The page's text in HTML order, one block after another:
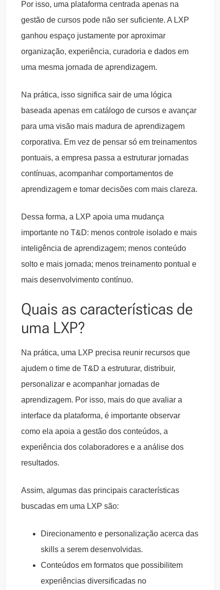
Por isso, uma plataforma centrada apenas na
gestão de cursos pode não ser suficiente. A LXP
ganhou espaço justamente por aproximar
organização, experiência, curadoria e dados em
uma mesma jornada de aprendizagem.
Na prática, isso significa sair de uma lógica
baseada apenas em catálogo de cursos e avançar
para uma visão mais madura de aprendizagem
corporativa. Em vez de pensar só em treinamentos
pontuais, a empresa passa a estruturar jornadas
contínuas, acompanhar comportamentos de
aprendizagem e tomar decisões com mais clareza.
Dessa forma, a LXP apoia uma mudança
importante no T&D: menos controle isolado e mais
inteligência de aprendizagem; menos conteúdo
solto e mais jornada; menos treinamento pontual e
mais desenvolvimento contínuo.
Quais as características de
uma LXP?
Na prática, uma LXP precisa reunir recursos que
ajudem o time de T&D a estruturar, distribuir,
personalizar e acompanhar jornadas de
aprendizagem. Por isso, mais do que avaliar a
interface da plataforma, é importante observar
como ela apoia a gestão dos conteúdos, a
experiência dos colaboradores e a análise dos
resultados.
Assim, algumas das principais características
buscadas em uma LXP são:
Direcionamento e personalização acerca das
skills a serem desenvolvidas.
Conteúdos em formatos que possibilitem
experiências diversificadas no